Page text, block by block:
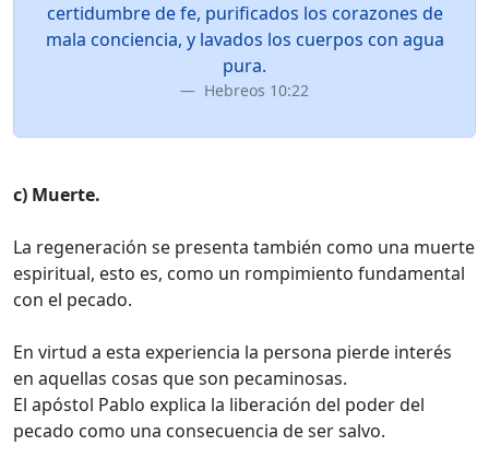
certidumbre de fe, purificados los corazones de
mala conciencia, y lavados los cuerpos con agua
pura.
Hebreos 10:22
c) Muerte.
La regeneración se presenta también como una muerte
espiritual, esto es, como un rompimiento fundamental
con el pecado.
En virtud a esta experiencia la persona pierde interés
en aquellas cosas que son pecaminosas.
El apóstol Pablo explica la liberación del poder del
pecado como una consecuencia de ser salvo.